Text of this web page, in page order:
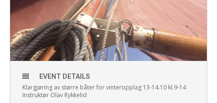
EVENT DETAILS
Klargjøring av større båter for vinteropplag 13-14.10 kl.9-14
Instruktør Olav Rykkelid